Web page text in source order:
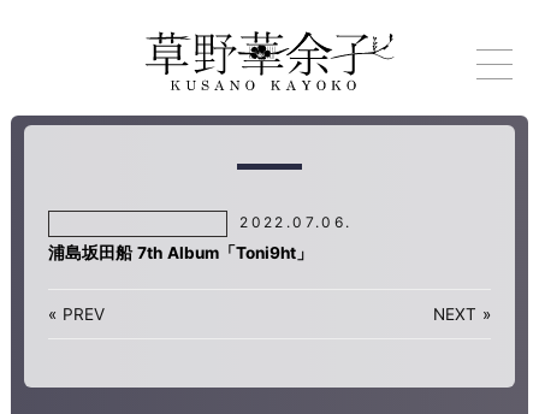
2022.07.06.
浦島坂田船 7th Album「Toni9ht」
« PREV NEXT »